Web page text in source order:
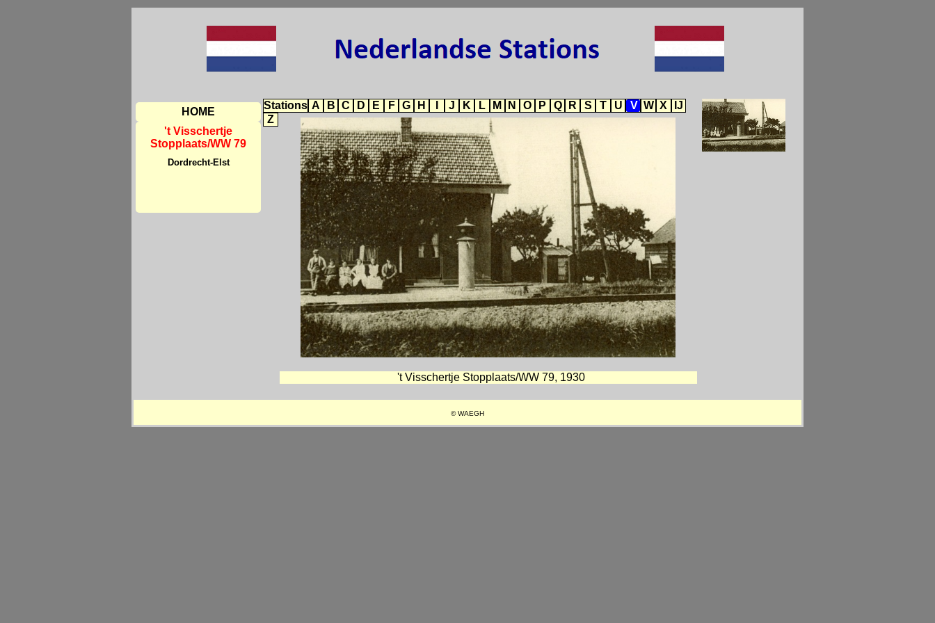
HOME
't Visschertje
Stopplaats/WW 79
Dordrecht-Elst
Stations A B C D E F G H J K L M N O P Q R S T U V W X
IJ
Z
't Visschertje Stopplaats/WW 79, 1930
© WAEGH